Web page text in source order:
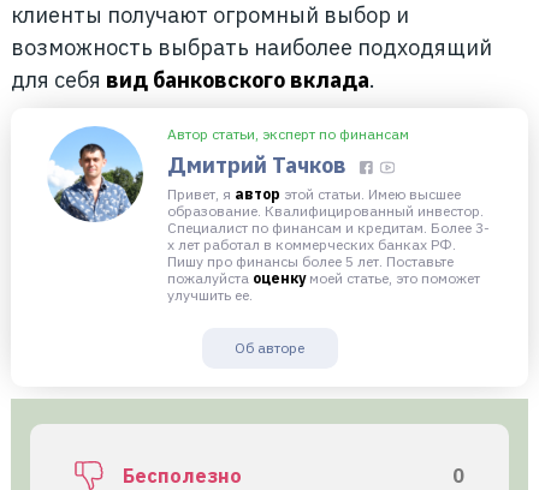
клиенты получают огромный выбор и
возможность выбрать наиболее подходящий
для себя вид банковского вклада.
Автор статьи, эксперт по финансам
Дмитрий Тачков
Привет, я автор этой статьи. Имею высшее
образование. Квалифицированный инвестор.
Специалист по финансам и кредитам. Более 3-
х лет работал в коммерческих банках РФ.
Пишу про финансы более 5 лет. Поставьте
пожалуйста оценкумоей статье, это поможет
улучшить ее.
Об авторе
Бесполезно 0